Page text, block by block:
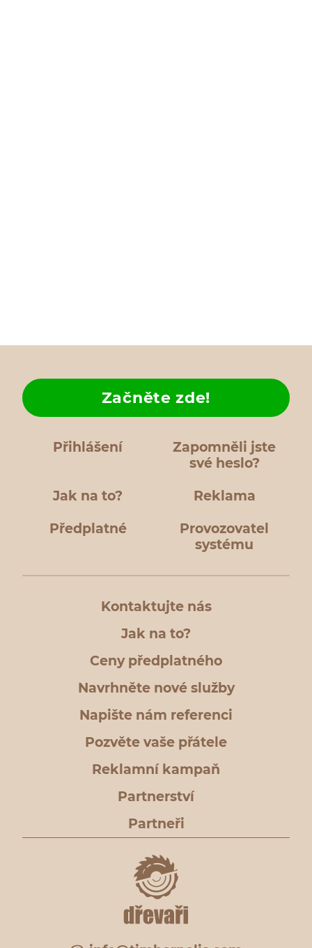
Přihlášení
Zapomněli jste
své heslo?
Jak na to?
Začněte zde!
Reklama
Předplatné
Provozovatel
systému
Kontaktujte nás
Jak na to?
Ceny předplatného
Navrhněte nové služby
Napište nám referenci
Pozvěte vaše přátele
Reklamní kampaň
Partnerství
Partneři